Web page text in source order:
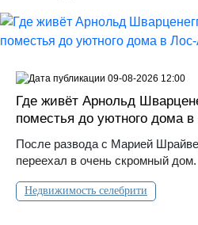
Где живёт Арнольд
поместья до уютного дома
После развода с Марией
переехал в очень скромный дом.
Недвижимость селебрити
09-08-2026 12:00